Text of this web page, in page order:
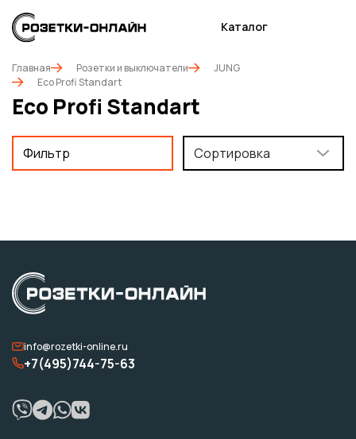
Каталог
Главная Розетки и выключатели
JUNG
Eco Profi Standart
Eco Profi Standart
Фильтр Сортировка
info@rozetki-online.ru
+7(495)744-75-63